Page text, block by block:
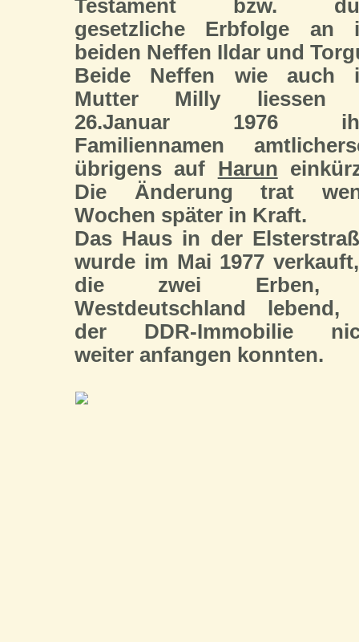
Testament bzw.
gesetzliche Erbfolge an
beiden Neffen Ildar und
Beide Neffen wie auch
Mutter Milly liessen
26.Januar 1976
Familiennamen
übrigens auf Harun
Die Änderung trat
Wochen später in Kraft.
Das Haus in der
wurde im Mai 1977
die zwei Erben,
Westdeutschland lebend,
der DDR-Immobilie
weiter anfangen konnten.